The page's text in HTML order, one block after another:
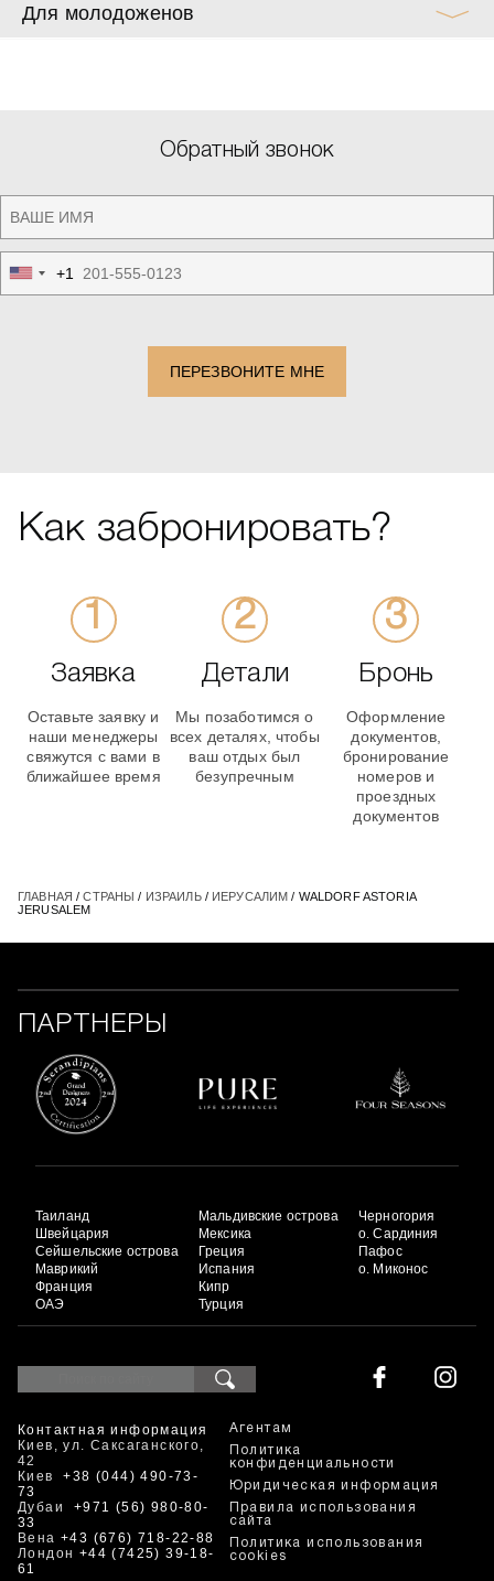
Для молодоженов
Обратный звонок
United
States
+1
ПЕРЕЗВОНИТЕ МНЕ
Как забронировать?
Заявка
Оставьте заявку и
наши менеджеры
свяжутся с вами в
ближайшее время
Детали
Мы позаботимся о
всех деталях, чтобы
ваш отдых был
безупречным
Бронь
Оформление
документов,
бронирование
номеров и
проездных
документов
ГЛАВНАЯ /СТРАНЫ / ИЗРАИЛЬ/ ИЕРУСАЛИМ / WALDORF ASTORIA
JERUSALEM
ПАРТНЕРЫ
Таиланд
Швейцария
Сейшельские острова
Маврикий
Франция
ОАЭ
Мальдивские острова
Мексика
Греция
Испания
Кипр
Турция
Черногория
о. Сардиния
Пафос
о. Миконос
Контактная информация
Киев, ул. Саксаганского,
42
Киев+38 (044) 490-73-
73
Дубаи +971 (56) 980-80-
33
Вена +43 (676) 718-22-88
Лондон +44 (7425) 39-18-
61
Агентам
Политика
конфиденциальности
Юридическая информация
Правила использования
сайта
Политика использования
cookies